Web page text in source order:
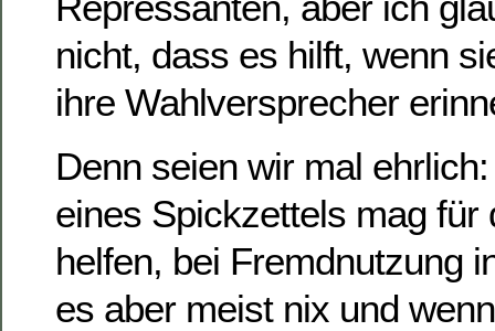
nicht, dass es hilft, wenn
ihre Wahlversprecher
Denn seien wir mal
eines Spickzettels mag für
helfen, bei Fremdnutzung
es aber meist nix und